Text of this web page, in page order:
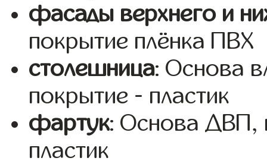
фасады верхнего и
покрытие плёнка ПВХ
столешница: Основа
покрытие - пластик
фартук: Основа ДВП,
пластик